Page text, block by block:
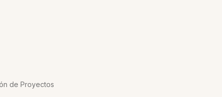
de Proyectos